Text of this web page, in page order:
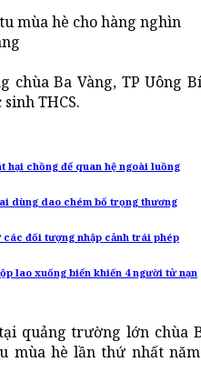
mùa hè cho hàng nghìn
chùa Ba Vàng, TP Uông
THCS.
hại chồng để quan hệ ngoài luồng
dùng dao chém bố trọng thương
các đối tượng nhập cảnh trái phép
lao xuống biển khiến 4 người tử nạn
quảng trường lớn chùa
mùa hè lần thứ nhất